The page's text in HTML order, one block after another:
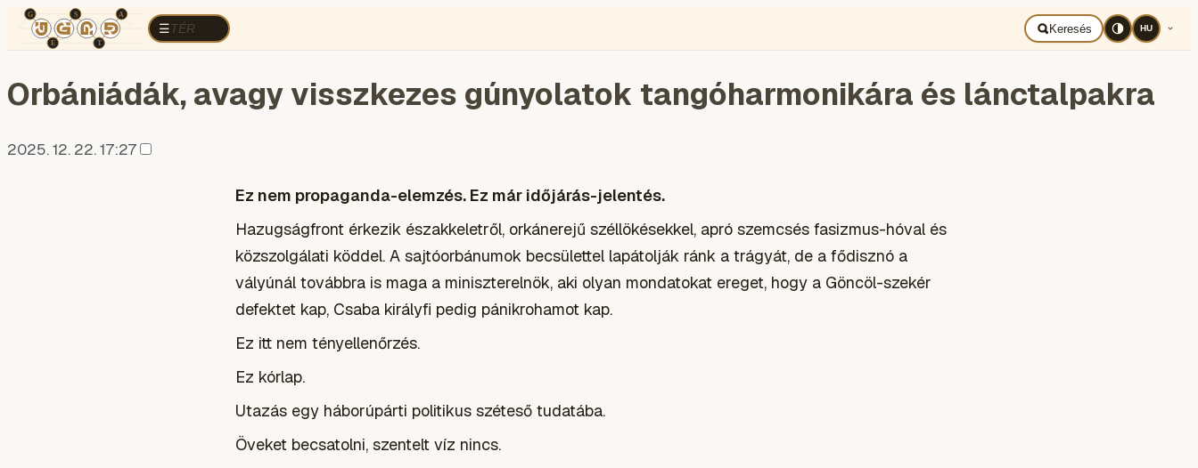
☰TÉR
TÉRELEMZÉS Keresés HU
Orbániádák, avagy visszkezes gúnyolatok tangóharmonikára és lánctalpakra
2025. 12. 22. 17:27
Ez nem propaganda-elemzés. Ez már időjárás-jelentés.
Hazugságfront érkezik északkeletről, orkánerejű széllökésekkel, apró szemcsés fasizmus-hóval és
közszolgálati köddel. A sajtóorbánumok becsülettel lapátolják ránk a trágyát, de a fődisznó a
vályúnál továbbra is maga a miniszterelnök, aki olyan mondatokat ereget, hogy a Göncöl-szekér
defektet kap, Csaba királyfi pedig pánikrohamot kap.
Ez itt nem tényellenőrzés.
Ez kórlap.
Utazás egy háborúpárti politikus széteső tudatába.
Öveket becsatolni, szentelt víz nincs.